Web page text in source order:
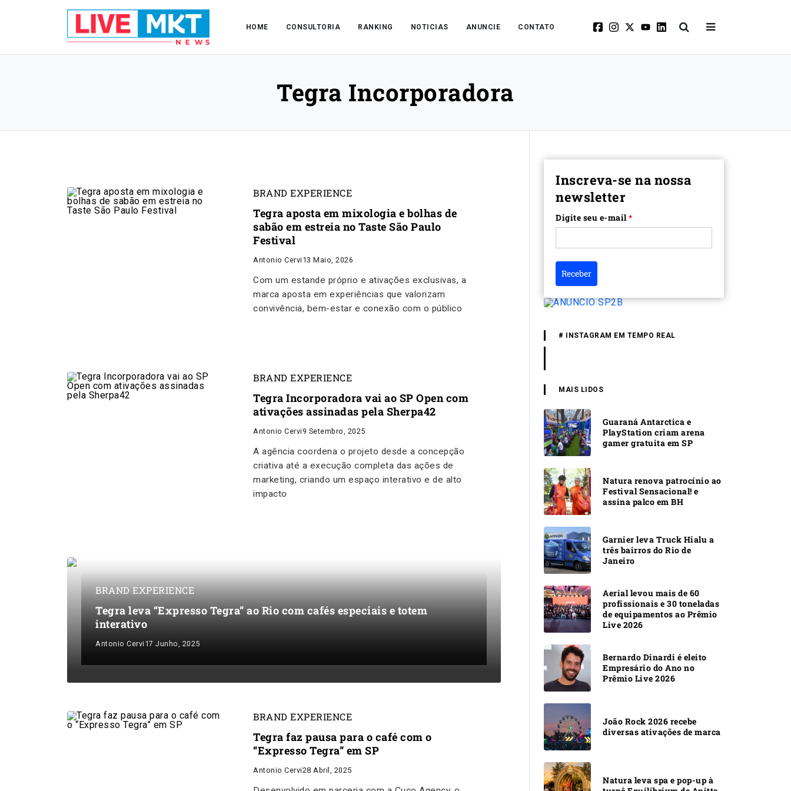
HOME CONSULTORIA RANKING NOTICIAS ANUNCIE CONTATO
Tegra Incorporadora
BRAND EXPERIENCE
Tegra aposta em mixologia e bolhas de
sabão em estreia no Taste São Paulo
Festival
Antonio Cervi 13 Maio, 2026
Com um estande próprio e ativações exclusivas, a
marca aposta em experiências que valorizam
convivência, bem-estar e conexão com o público
BRAND EXPERIENCE
Tegra Incorporadora vai ao SP Open com
ativações assinadas pela Sherpa42
Antonio Cervi 9 Setembro, 2025
A agência coordena o projeto desde a concepção
criativa até a execução completa das ações de
marketing, criando um espaço interativo e de alto
impacto
BRAND EXPERIENCE
Tegra leva “Expresso Tegra” ao Rio com cafés especiais e totem
interativo
Antonio Cervi 17 Junho, 2025
BRAND EXPERIENCE
Tegra faz pausa para o café com o
“Expresso Tegra” em SP
Antonio Cervi28 Abril, 2025
Inscreva-se na nossa
newsletter
Digite seu e-mail*
Receber
# INSTAGRAM EM TEMPO REAL
MAIS LIDOS
Guaraná Antarctica e
PlayStation criam arena
gamer gratuita em SP
Natura renova patrocínio ao
Festival Sensacional! e
assina palco em BH
Garnier leva Truck Hialu a
três bairros do Rio de
Janeiro
Aerial levou mais de 60
profissionais e 30 toneladas
de equipamentos ao Prêmio
Live 2026
Bernardo Dinardi é eleito
Empresário do Ano no
Prêmio Live 2026
João Rock 2026 recebe
diversas ativações de marca
Natura leva spa e pop-up à